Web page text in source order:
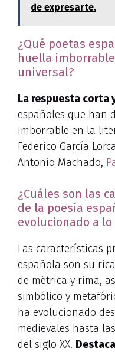
de expresarte.
¿Qué poetas
huella
universal?
La respuesta corta
españoles que han
imborrable en la
Federico García
Antonio Machado,
¿Cuáles son las
de la poesía
evolucionado a
Las características
española son su
de métrica y rima,
simbólico y
ha evolucionado
medievales hasta
del siglo XX.